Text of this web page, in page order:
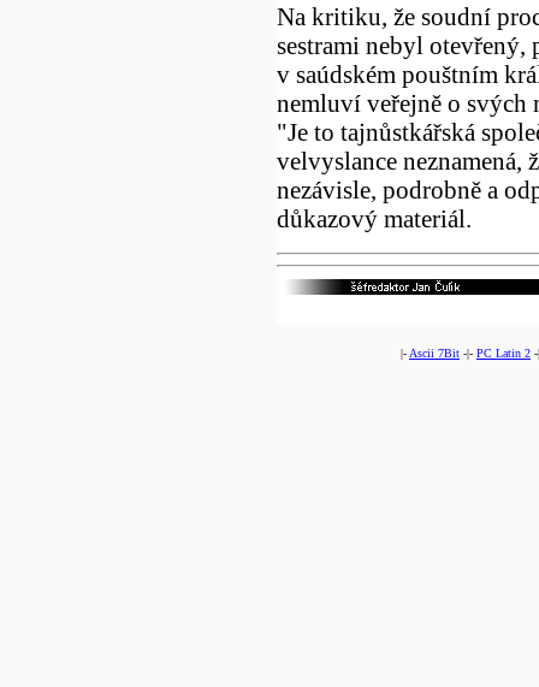
Na kritiku, že soudní
sestrami nebyl otevřený,
v saúdském pouštním
nemluví veřejně o svých
"Je to tajnůstkářská
velvyslance neznamená,
nezávisle, podrobně a
důkazový materiál.
|- Ascii 7Bit -|- PC Latin 2